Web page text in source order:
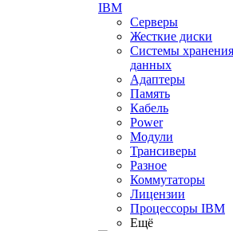
IBM
Серверы
Жесткие диски
Системы хранения
данных
Адаптеры
Память
Кабель
Power
Модули
Трансиверы
Разное
Коммутаторы
Лицензии
Процессоры IBM
Ещё